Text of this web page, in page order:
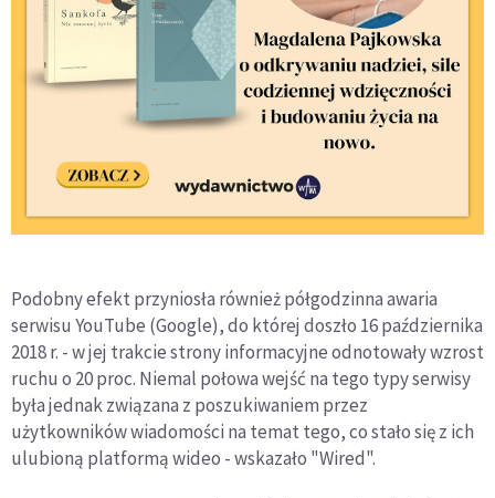
Podobny efekt przyniosła również półgodzinna awaria
serwisu YouTube (Google), do której doszło 16 października
2018 r. - w jej trakcie strony informacyjne odnotowały wzrost
ruchu o 20 proc. Niemal połowa wejść na tego typy serwisy
była jednak związana z poszukiwaniem przez
użytkowników wiadomości na temat tego, co stało się z ich
ulubioną platformą wideo - wskazało "Wired".